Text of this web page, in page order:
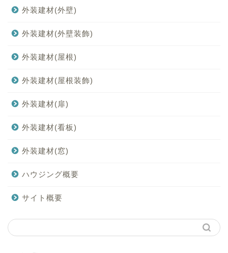
外装建材(外壁)
外装建材(外壁装飾)
外装建材(屋根)
外装建材(屋根装飾)
外装建材(扉)
外装建材(看板)
外装建材(窓)
ハウジング概要
サイト概要